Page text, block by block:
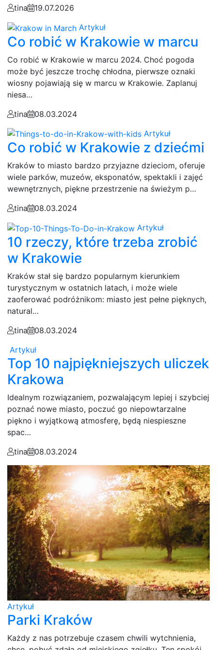
tina
19.07.2026
Artykuł
Co robić w Krakowie w marcu
Co robić w Krakowie w marcu 2024. Choć pogoda
może być jeszcze trochę chłodna, pierwsze oznaki
wiosny pojawiają się w marcu w Krakowie. Zaplanuj
niesa…
tina
08.03.2024
Artykuł
Co robić w Krakowie z dziećmi
Kraków to miasto bardzo przyjazne dzieciom, oferuje
wiele parków, muzeów, eksponatów, spektakli i zajęć
wewnętrznych, piękne przestrzenie na świeżym p…
tina
08.03.2024
Artykuł
10 rzeczy, które trzeba zrobić
w Krakowie
Kraków stał się bardzo popularnym kierunkiem
turystycznym w ostatnich latach, i może wiele
zaoferować podróżnikom: miasto jest pełne pięknych,
natural…
tina
08.03.2024
Artykuł
Top 10 najpiękniejszych uliczek
Krakowa
Idealnym rozwiązaniem, pozwalającym lepiej i szybciej
poznać nowe miasto, poczuć go niepowtarzalne
piękno i wyjątkową atmosferę, będą niespieszne
spac…
tina
08.03.2024
Artykuł
Parki Kraków
Każdy z nas potrzebuje czasem chwili wytchnienia,